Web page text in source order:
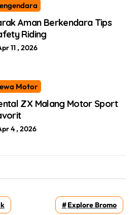
Aman Berkendara Tips
Riding
11 , 2026
Motor
ZX Malang Motor Sport
4 , 2026
Explore Bromo